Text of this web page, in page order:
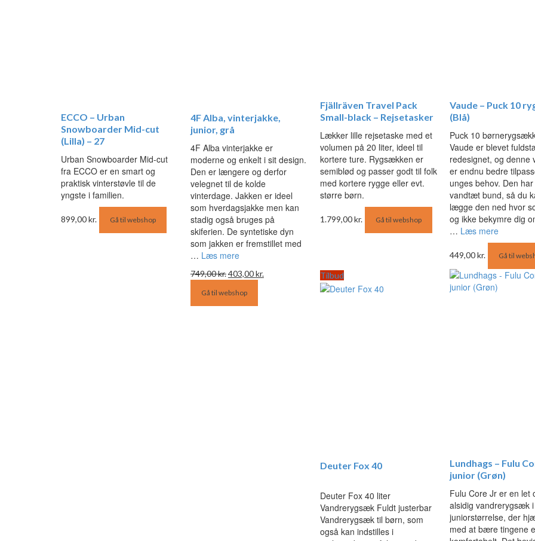
ECCO – Urban
Snowboarder Mid-cut
(Lilla) – 27
Urban Snowboarder Mid-cut
fra ECCO er en smart og
praktisk vinterstøvle til de
yngste i familien.
899,00kr. Gå til webshop
4F Alba, vinterjakke,
junior, grå
4F Alba vinterjakke er
moderne og enkelt i sit design.
Den er længere og derfor
velegnet til de kolde
vinterdage. Jakken er ideel
som hverdagsjakke men kan
stadig også bruges på
skiferien. De syntetiske dyn
som jakken er fremstillet med
… Læs mere
749,00kr.Den
pris
var:
403,00kr.
Gå til webshop
Fjällräven Travel Pack
Small-black – Rejsetasker
Lækker lille rejsetaske med et
volumen på 20 liter, ideel til
kortere ture. Rygsækken er
semiblød og passer godt til folk
med kortere rygge eller evt.
større børn.
1.799,00kr. Gå til webshop
Vaude – Puck 10
(Blå)
Puck 10
Vaude er blevet
redesignet, og denne
er endnu bedre
unges behov. Den har
vandtæt bund, så du
lægge den ned hvor
og ikke bekymre dig
… Læs mere
449,00kr. Gå til
Tilbud
Deuter Fox 40
Deuter Fox 40 liter
Vandrerygsæk Fuldt justerbar
Vandrerygsæk til børn, som
også kan indstilles i
Lundhags – Fulu
junior (Grøn)
Fulu Core Jr er en let
alsidig vandrerygsæk i
juniorstørrelse, der
med at bære tingene